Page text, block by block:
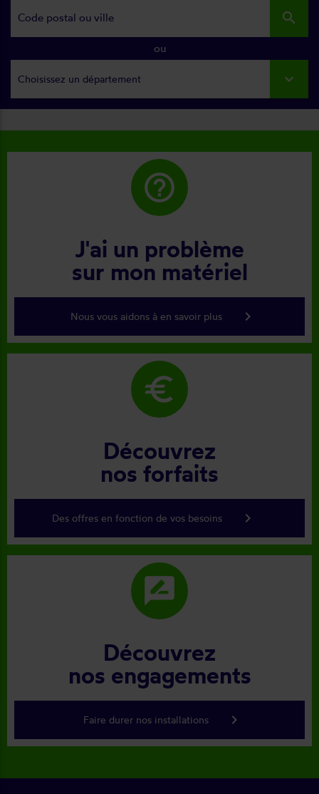
search
ou
Choisissez un département
help_outline
J'ai un problème
sur mon matériel
Nous vous aidons à en savoir plus keyboard_arrow_right
euro
Découvrez
nos forfaits
Des offres en fonction de vos besoins keyboard_arrow_right
rate_review
Découvrez
nos engagements
Faire durer nos installations keyboard_arrow_right